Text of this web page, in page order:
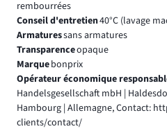
rembourrées
Conseil d'entretien40°C (lavage
Armaturessans armatures
Transparenceopaque
Marquebonprix
Opérateur économique
Handelsgesellschaft mbH |
Hambourg | Allemagne, Contact:
clients/contact/